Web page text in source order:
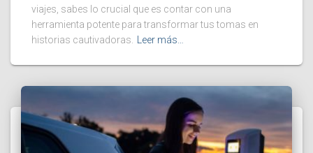
viajes, sabes lo crucial que es contar con una
herramienta potente para transformar tus tomas en
historias cautivadoras.
Leer más…